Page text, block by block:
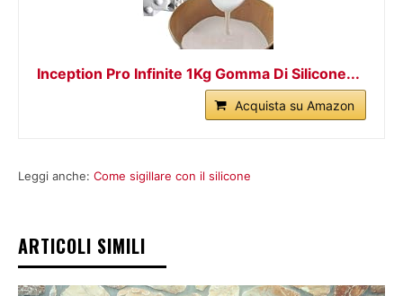
Inception Pro Infinite 1Kg Gomma Di Silicone...
Acquista su Amazon
Leggi anche: Come sigillare con il silicone
ARTICOLI SIMILI